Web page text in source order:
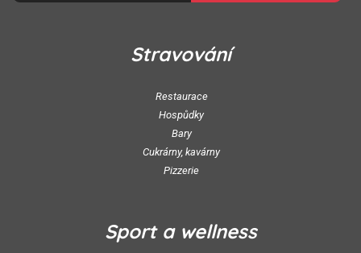
Stravování
Restaurace
Hospůdky
Bary
Cukrárny, kavárny
Pizzerie
Sport a wellness